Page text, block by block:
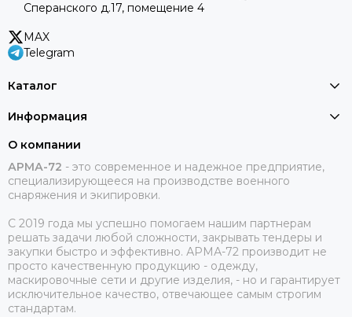
Сперанского д.17, помещение 4
MAX
Telegram
Каталог
Информация
О компании
АРМА-72 - это современное и надежное предприятие,
специализирующееся на производстве военного
снаряжения и экипировки.
С 2019 года мы успешно помогаем нашим партнерам
решать задачи любой сложности, закрывать тендеры и
закупки быстро и эффективно. АРМА-72 производит не
просто качественную продукцию - одежду,
маскировочные сети и другие изделия, - но и гарантирует
исключительное качество, отвечающее самым строгим
стандартам.